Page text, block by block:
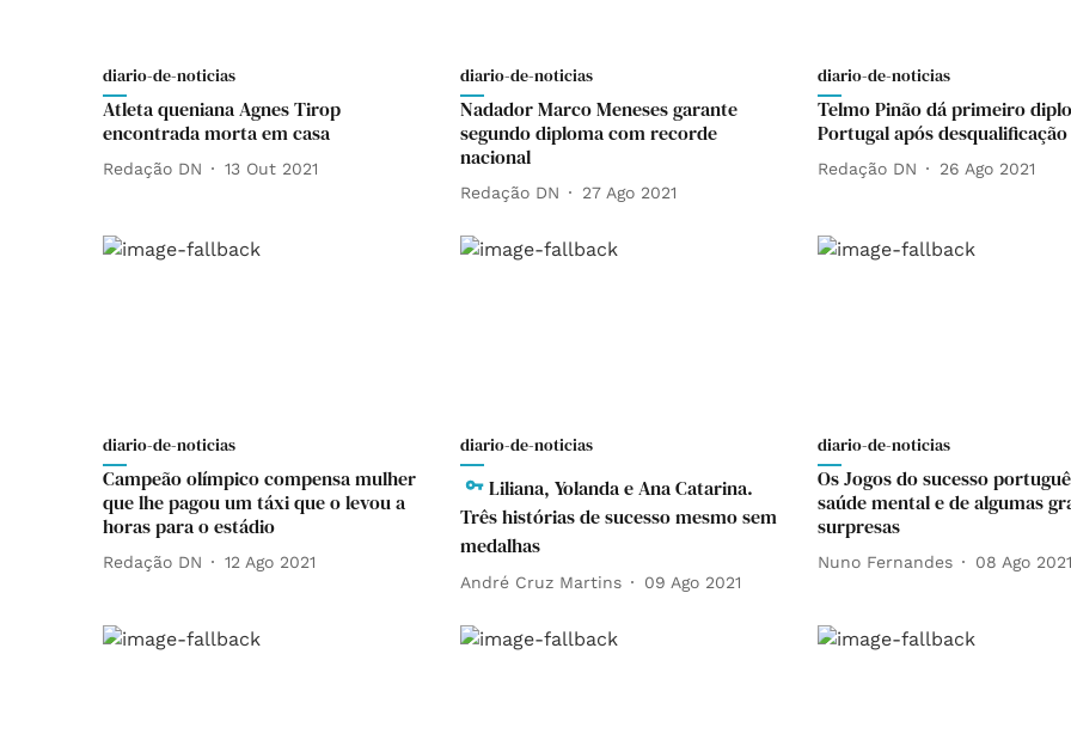
diario-de-noticias
Atleta queniana Agnes Tirop
encontrada morta em casa
Redação DN 13 Out 2021
diario-de-noticias
Nadador Marco Meneses garante
segundo diploma com recorde
nacional
Redação DN 27 Ago 2021
diario-de-noticias
Telmo Pinão dá primeiro
Portugal após
Redação DN 26 Ago 2021
diario-de-noticias
Campeão olímpico compensa mulher
que lhe pagou um táxi que o levou a
horas para o estádio
Redação DN 12 Ago 2021
diario-de-noticias
Liliana, Yolanda e Ana Catarina.
Três histórias de sucesso mesmo sem
medalhas
André Cruz Martins 09 Ago 2021
diario-de-noticias
Os Jogos do sucesso
saúde mental e de algumas
surpresas
Nuno Fernandes 08 Ago 2021